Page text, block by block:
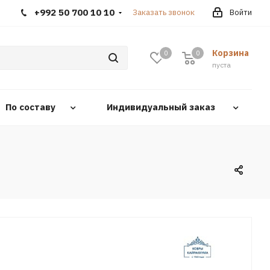
Войти
+992 50 700 10 10 Заказать звонок
0 Корзина
0
пуста
0
По составу Индивидуальный заказ